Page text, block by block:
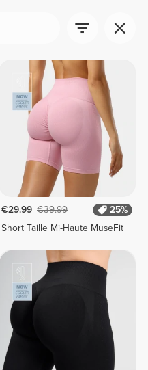
€29.99 €39.99
25%
Short Taille Mi-Haute MuseFit